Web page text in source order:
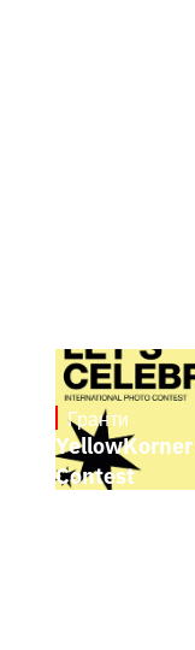
Гранти
YellowKorner
Contest